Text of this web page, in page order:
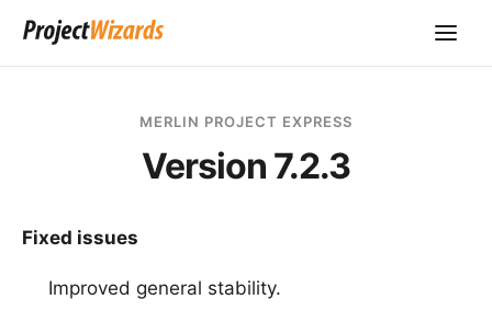
MERLIN PROJECT EXPRESS
Version 7.2.3
Fixed issues
Improved general stability.